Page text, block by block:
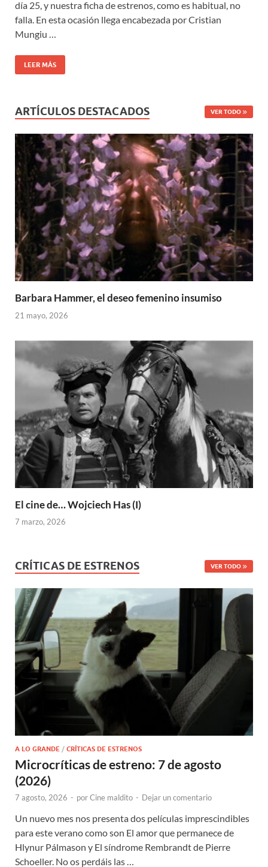
día 25, y nuestra ficha de estrenos, como es habitual, no
falla. En esta ocasión llega encabezada por Cristian
Mungiu …
LEER MÁS
ARTÍCULOS DESTACADOS VER TODO
Barbara Hammer, el deseo femenino insumiso
21 mayo, 2026
El cine de… Wojciech Has (I)
7 marzo, 2026
CRÍTICAS DE ESTRENOS VER TODO
A LO GRANDE / CRÍTICAS DE ESTRENOS
Microcríticas de estreno: 7 de agosto
(2026)
7 agosto, 2026 - porCine maldito - Dejar un comentario
Un nuevo mes nos presenta dos películas imprescindibles
para este verano como son El amor que permanece de
Hlynur Pálmason y El síndrome Rembrandt de Pierre
Schoeller. No os perdáis las …